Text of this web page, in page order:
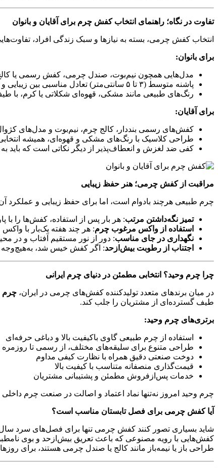
تفاوت در نگاه؛ راهنمای انتخاب کفش چرم برای آقایان و بانوان
انتخاب کفش چرمی، بسته به نیازها و سبک زندگی افراد،
برای بانوان:
مدل‌هایی همچون نیم‌بوت، صندل چرمی، کفش رسمی یا
پاشنه متوسط (۳ تا ۵ سانتی‌متر) تعادل مناسبی بین زیبایی و راحتی ایجاد می‌کند.
رنگ‌های طبیعی مانند مشکی، قهوه‌ای شکلاتی یا کرم، با
برای آقایان:
کفش‌های رسمی بنددار، کالج چرم، نیم‌بوت و مدل‌های
طراحی کلاسیک با رنگ‌های مشکی و قهوه‌ای، همیشه
کفی ضد لغزش و انعطاف‌پذیر از دیگر نکاتی است که باید
مراقبت از کفش چرمی؛ هنر حفظ زیبایی
چرم طبیعی هرچند بادوام است، اما برای حفظ زیبایی و عملکرد
تمیز نگه‌داشتن مرتب: هر بار پس از استفاده، کفش‌ها را با
استفاده از واکس مرغوب چرم: هر چند هفته یک‌بار با
نگهداری در جای مناسب: دور از نور مستقیم آفتاب و در
اجتناب از رطوبت بیش‌ازحد: اگر کفش خیس شد، به‌هیچ‌وجه
چرا چرم وحید؟ انتخابی مطمئن در دنیای چرم ایرانی
در میان برندهای متعدد تولیدکننده کفش‌های چرمی در ایران، چرم
طیف گسترده‌ای از مشتریان را جلب کند.
برتری‌های چرم وحید:
استفاده از چرم طبیعی گاوی باکیفیت بالا و دباغی حرفه‌ای
طراحی متنوع برای سلیقه‌های مختلف، از رسمی تا روزمره
دوخت صنعتی دقیق همراه با نظارت کیفی مداوم
قیمت‌گذاری منصفانه متناسب با کیفیت بالا
خدمات پس‌ازفروش مطمئن و پشتیبانی مشتریان
چرم وحید امروز نه‌تنها نماد اعتماد و اصالت در صنعت چرم داخلی
آیا کفش چرمی برای فصل تابستان مناسب است؟
شاید بسیاری تصور کنند کفش چرمی تنها برای فصل‌های سرد سال
کفش‌هایی با رویه مصنوعی که باعث تعریق بیش‌ازحد و بوی
طراحی باز یا نیمه‌باز مانند کالج یا صندل چرمی هستند، برای